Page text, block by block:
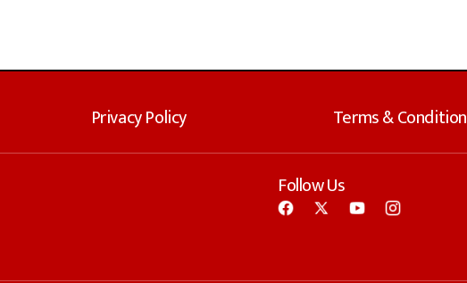
Privacy Policy Terms &
Follow Us